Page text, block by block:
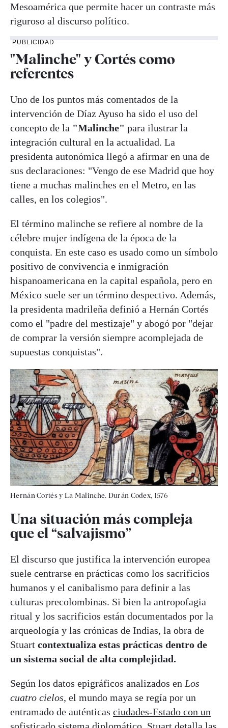
Mesoamérica que permite hacer un contraste más
riguroso al discurso político.
PUBLICIDAD
"Malinche" y Cortés como
referentes
Uno de los puntos más comentados de la
intervención de Díaz Ayuso ha sido el uso del
concepto de la "Malinche" para ilustrar la
integración cultural en la actualidad. La
presidenta autonómica llegó a afirmar en una de
sus declaraciones: "Vengo de ese Madrid que hoy
tiene a muchas malinches en el Metro, en las
calles, en los colegios".
El término malinche se refiere al nombre de la
célebre mujer indígena de la época de la
conquista. En este caso es usado como un símbolo
positivo de convivencia e inmigración
hispanoamericana en la capital española, pero en
México suele ser un término despectivo. Además,
la presidenta madrileña definió a Hernán Cortés
como el "padre del mestizaje" y abogó por "dejar
de comprar la versión siempre acomplejada de
supuestas conquistas".
Hernán Cortés y La Malinche. Durán Codex, 1576
Una situación más compleja
que el “salvajismo”
El discurso que justifica la intervención europea
suele centrarse en prácticas como los sacrificios
humanos y el canibalismo para definir a las
culturas precolombinas. Si bien la antropofagia
ritual y los sacrificios están documentados por la
arqueología y las crónicas de Indias, la obra de
Stuart contextualiza estas prácticas dentro de
un sistema social de alta complejidad.
Según los datos epigráficos analizados en Los
cuatro cielos, el mundo maya se regía por un
entramado de auténticas ciudades-Estado con un